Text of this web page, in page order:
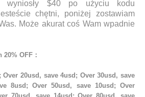
wyniosły $40 po użyciu kodu
chętni, poniżej zostawiam
Może akurat coś Wam wpadnie
20% OFF：
Over 20usd, save 4usd; Over 30usd, save
8usd; Over 50usd, save 10usd; Over